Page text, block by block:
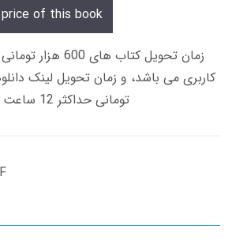
of this book
زمان تحویل کتاب
تومانی حداکثر 12 ساعت از طریق پیامک/ایمیل